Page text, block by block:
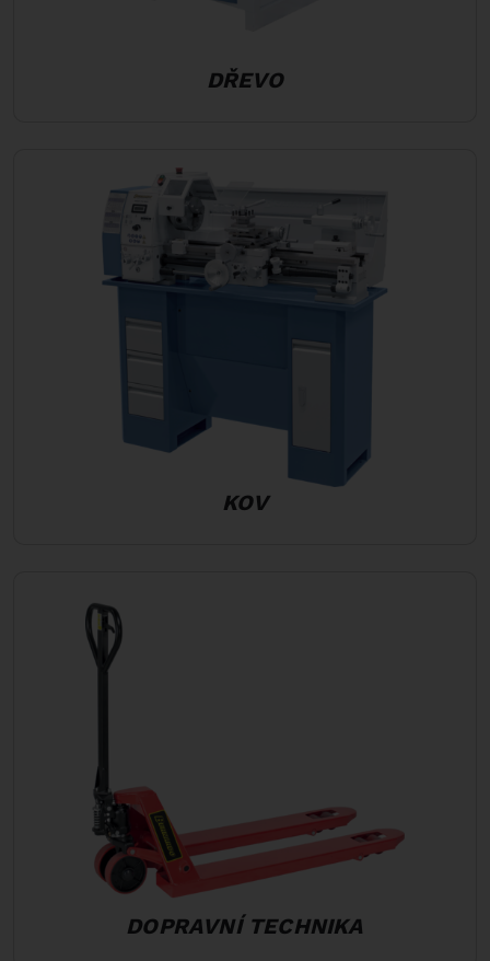
DŘEVO
KOV
DOPRAVNÍ TECHNIKA